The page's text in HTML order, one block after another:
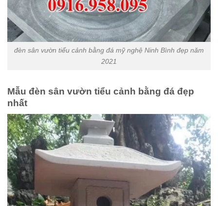
đèn sân vườn tiểu cảnh bằng đá mỹ nghệ Ninh Bình đẹp năm
2021
Mẫu đèn sân vườn tiểu cảnh bằng đá đẹp
nhất